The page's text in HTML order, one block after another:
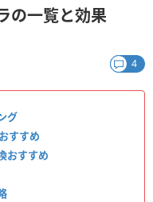
の一覧と効果
4
グ
すすめ
おすすめ